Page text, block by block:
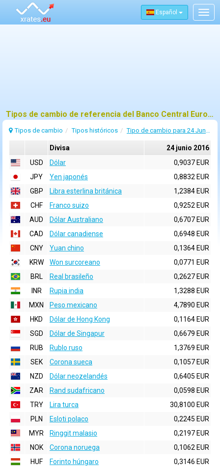
Español
Tipos de cambio de referencia del Banco Central Europeo (BCE) para 24 junio 2016
Tipos de cambio Tipos históricos Tipo de cambio para 24 Junio 2016
Divisa
24 junio 2016
USD
Dólar
0,9037 EUR
JPY
Yen japonés
0,8832 EUR
GBP
Libra esterlina británica
1,2384 EUR
CHF
Franco suizo
0,9252 EUR
AUD
Dólar Australiano
0,6707 EUR
CAD
Dólar canadiense
0,6948 EUR
CNY
Yuan chino
0,1364 EUR
KRW
Won surcoreano
0,0771 EUR
BRL
Real brasileño
0,2627 EUR
INR
Rupia india
1,3288 EUR
MXN
Peso mexicano
4,7890 EUR
HKD
Dólar de Hong Kong
0,1164 EUR
SGD
Dólar de Singapur
0,6679 EUR
RUB
Rublo ruso
1,3769 EUR
SEK
Corona sueca
0,1057 EUR
NZD
Dólar neozelandés
0,6405 EUR
ZAR
Rand sudafricano
0,0598 EUR
TRY
Lira turca
30,8100 EUR
PLN
Esloti polaco
0,2245 EUR
MYR
Ringgit malasio
0,2197 EUR
NOK
Corona noruega
0,1062 EUR
HUF
Forinto húngaro
0,3146 EUR